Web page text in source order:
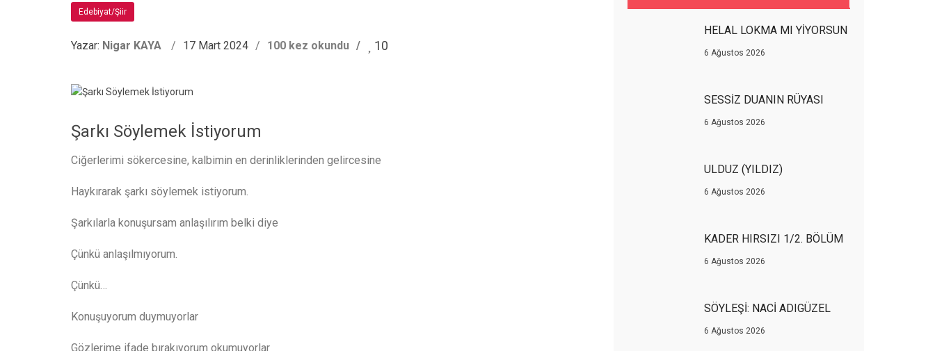
Edebiyat/Şiir
Yazar: Nigar KAYA 17 Mart 2024 100 kez okundu 10
Şarkı Söylemek İstiyorum
Ciğerlerimi sökercesine, kalbimin en derinliklerinden gelircesine
Haykırarak şarkı söylemek istiyorum.
Şarkılarla konuşursam anlaşılırım belki diye
Çünkü anlaşılmıyorum.
Çünkü…
Konuşuyorum duymuyorlar
Gözlerime ifade bırakıyorum okumuyorlar
HELAL LOKMA MI YİYORSUN
6 Ağustos 2026
SESSİZ DUANIN RÜYASI
6 Ağustos 2026
ULDUZ (YILDIZ)
6 Ağustos 2026
KADER HIRSIZI 1/2. BÖLÜM
6 Ağustos 2026
SÖYLEŞİ: NACİ ADIGÜZEL
6 Ağustos 2026